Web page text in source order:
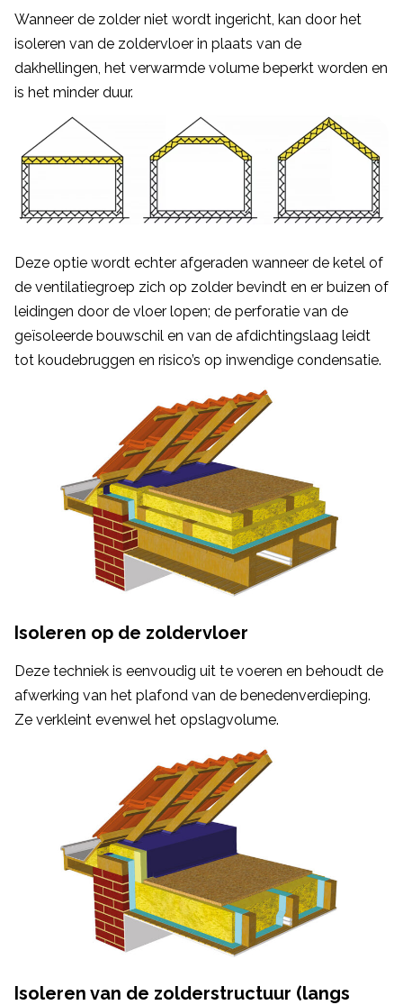
Wanneer de zolder niet wordt ingericht, kan door het
isoleren van de zoldervloer in plaats van de
dakhellingen, het verwarmde volume beperkt worden en
is het minder duur.
Deze optie wordt echter afgeraden wanneer de ketel of
de ventilatiegroep zich op zolder bevindt en er buizen of
leidingen door de vloer lopen; de perforatie van de
geïsoleerde bouwschil en van de afdichtingslaag leidt
tot koudebruggen en risico’s op inwendige condensatie.
Isoleren op de zoldervloer
Deze techniek is eenvoudig uit te voeren en behoudt de
afwerking van het plafond van de benedenverdieping.
Ze verkleint evenwel het opslagvolume.
Isoleren van de zolderstructuur (langs